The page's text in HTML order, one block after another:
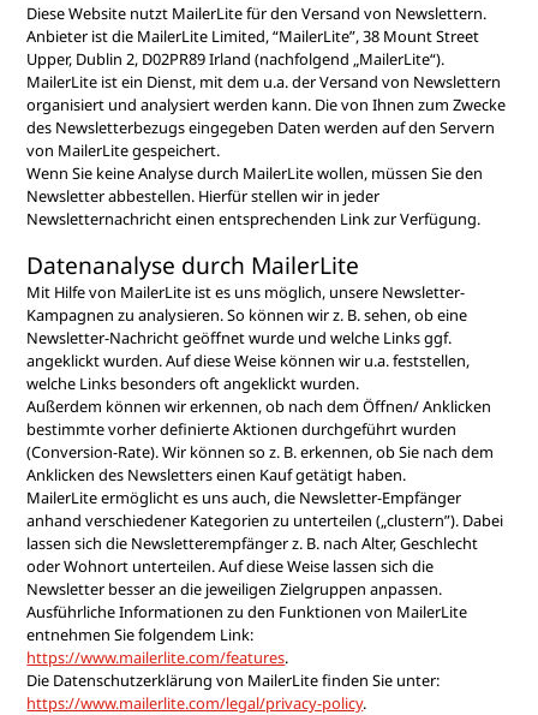
Diese Website nutzt MailerLite für den Versand von Newslettern.
Anbieter ist die MailerLite Limited, “MailerLite”, 38 Mount Street
Upper, Dublin 2, D02PR89 Irland (nachfolgend „MailerLite“).
MailerLite ist ein Dienst, mit dem u.a. der Versand von Newslettern
organisiert und analysiert werden kann. Die von Ihnen zum Zwecke
des Newsletterbezugs eingegeben Daten werden auf den Servern
von MailerLite gespeichert.
Wenn Sie keine Analyse durch MailerLite wollen, müssen Sie den
Newsletter abbestellen. Hierfür stellen wir in jeder
Newsletternachricht einen entsprechenden Link zur Verfügung.
Datenanalyse durch MailerLite
Mit Hilfe von MailerLite ist es uns möglich, unsere Newsletter-
Kampagnen zu analysieren. So können wir z. B. sehen, ob eine
Newsletter-Nachricht geöffnet wurde und welche Links ggf.
angeklickt wurden. Auf diese Weise können wir u.a. feststellen,
welche Links besonders oft angeklickt wurden.
Außerdem können wir erkennen, ob nach dem Öffnen/ Anklicken
bestimmte vorher definierte Aktionen durchgeführt wurden
(Conversion-Rate). Wir können so z. B. erkennen, ob Sie nach dem
Anklicken des Newsletters einen Kauf getätigt haben.
MailerLite ermöglicht es uns auch, die Newsletter-Empfänger
anhand verschiedener Kategorien zu unterteilen („clustern”). Dabei
lassen sich die Newsletterempfänger z. B. nach Alter, Geschlecht
oder Wohnort unterteilen. Auf diese Weise lassen sich die
Newsletter besser an die jeweiligen Zielgruppen anpassen.
Ausführliche Informationen zu den Funktionen von MailerLite
entnehmen Sie folgendem Link:
https://www.mailerlite.com/features.
Die Datenschutzerklärung von MailerLite finden Sie unter:
https://www.mailerlite.com/legal/privacy-policy.